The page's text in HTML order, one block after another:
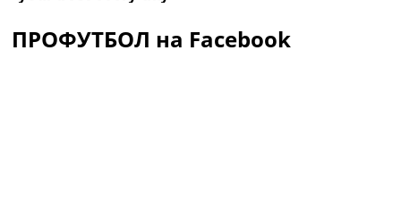
ПРОФУТБОЛ на Facebook